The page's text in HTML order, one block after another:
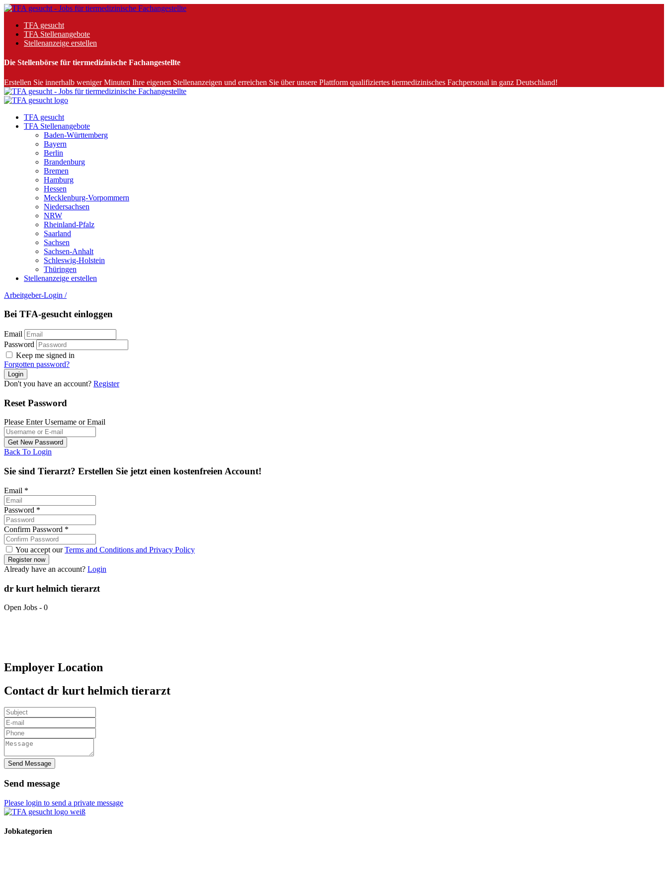
TFA gesucht
TFA Stellenangebote
Stellenanzeige erstellen
Die Stellenbörse für tiermedizinische Fachangestellte
Erstellen Sie innerhalb weniger Minuten Ihre eigenen Stellenanzeigen und erreichen Sie über unsere Plattform qualifiziertes tiermedizinisches Fachpersonal in ganz Deutschland!
TFA gesucht
TFA Stellenangebote
Baden-Württemberg
Bayern
Berlin
Brandenburg
Bremen
Hamburg
Hessen
Mecklenburg-Vorpommern
Niedersachsen
NRW
Rheinland-Pfalz
Saarland
Sachsen
Sachsen-Anhalt
Schleswig-Holstein
Thüringen
Stellenanzeige erstellen
Arbeitgeber-Login /
Bei TFA-gesucht einloggen
Email
Password
Keep me signed in
Forgotten password?
Don't you have an account? Register
Reset Password
Please Enter Username or Email
Back To Login
Sie sind Tierarzt? Erstellen Sie jetzt einen kostenfreien Account!
Email *
Password *
Confirm Password *
You accept ourTerms and Conditions and Privacy Policy
Already have an account? Login
dr kurt helmich tierarzt
Open Jobs - 0
Employer Location
Contact dr kurt helmich tierarzt
Send Message
Send message
Please login to send a private message
Jobkategorien